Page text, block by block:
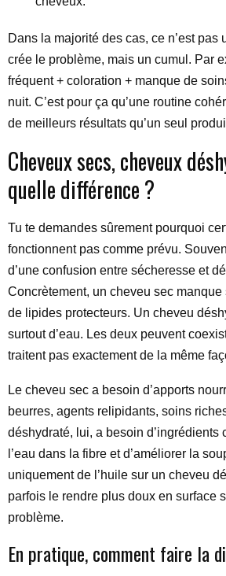
Dans la majorité des cas, ce n’est pas
crée le problème, mais un cumul. Par
fréquent + coloration + manque de
nuit. C’est pour ça qu’une routine
de meilleurs résultats qu’un seul
Cheveux secs, cheveux
quelle différence ?
Tu te demandes sûrement pourquoi
fonctionnent pas comme prévu.
d’une confusion entre sécheresse et
Concrètement, un cheveu sec manque
de lipides protecteurs. Un cheveu
surtout d’eau. Les deux peuvent
traitent pas exactement de la même
Le cheveu sec a besoin d’apports
beurres, agents relipidants, soins
déshydraté, lui, a besoin d’ingrédients
l’eau dans la fibre et d’améliorer la
uniquement de l’huile sur un cheveu
parfois le rendre plus doux en surface
problème.
En pratique, comment faire la